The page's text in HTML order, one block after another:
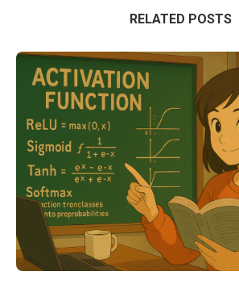
RELATED POSTS